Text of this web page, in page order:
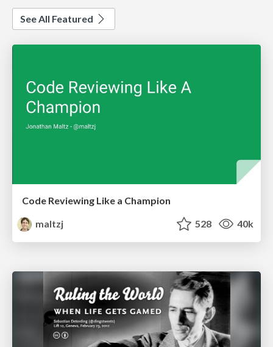
See All Featured
Code Reviewing Like a Champion
maltzj
528 40k